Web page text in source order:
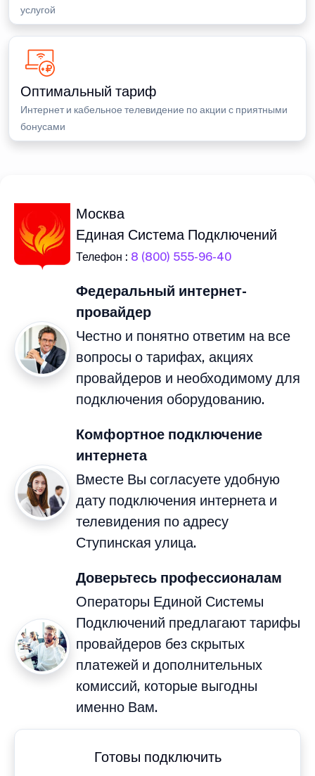
услугой
Оптимальный тариф
Интернет и кабельное телевидение по акции с приятными
бонусами
Москва
Единая Система Подключений
Телефон : 8 (800) 555-96-40
Федеральный интернет-
провайдер
Честно и понятно ответим на все
вопросы о тарифах, акциях
провайдеров и необходимому для
подключения оборудованию.
Комфортное подключение
интернета
Вместе Вы согласуете удобную
дату подключения интернета и
телевидения по адресу
Ступинская улица.
Доверьтесь профессионалам
Операторы Единой Системы
Подключений предлагают тарифы
провайдеров без скрытых
платежей и дополнительных
комиссий, которые выгодны
именно Вам.
Готовы подключить